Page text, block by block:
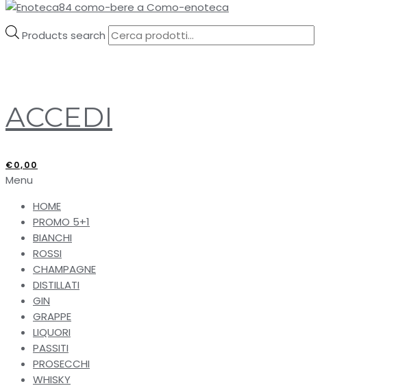
Products search
ACCEDI
€0,00
Menu
HOME
PROMO 5+1
BIANCHI
ROSSI
CHAMPAGNE
DISTILLATI
GIN
GRAPPE
LIQUORI
PASSITI
PROSECCHI
WHISKY